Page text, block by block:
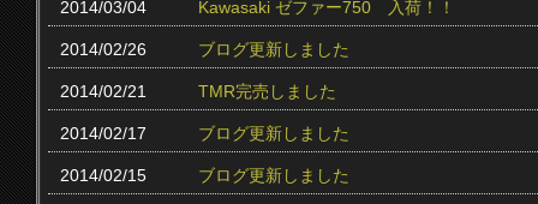
2014/03/04 Kawasaki ゼファー750 入荷！！
2014/02/26 ブログ更新しました
2014/02/21 TMR完売しました
2014/02/17 ブログ更新しました
2014/02/15 ブログ更新しました